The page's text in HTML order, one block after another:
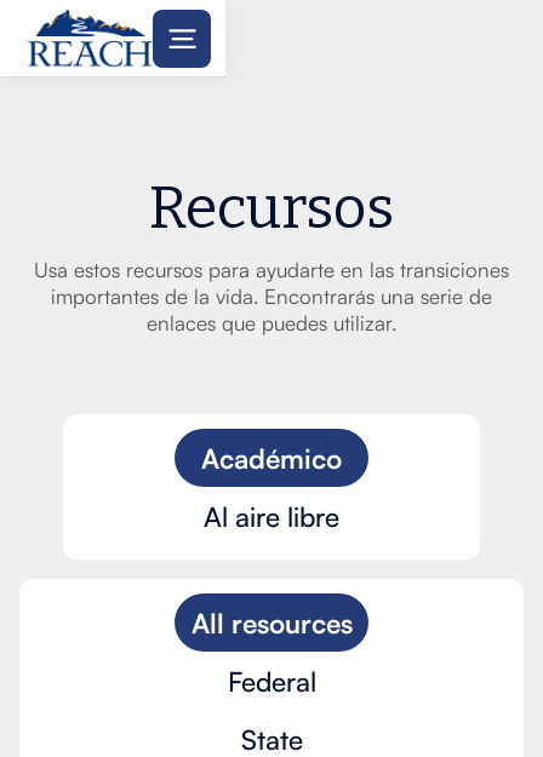
Recursos
Usa estos recursos para ayudarte en las transiciones
importantes de la vida. Encontrarás una serie de
enlaces que puedes utilizar.
Académico
Al aire libre
All resources
Federal
State